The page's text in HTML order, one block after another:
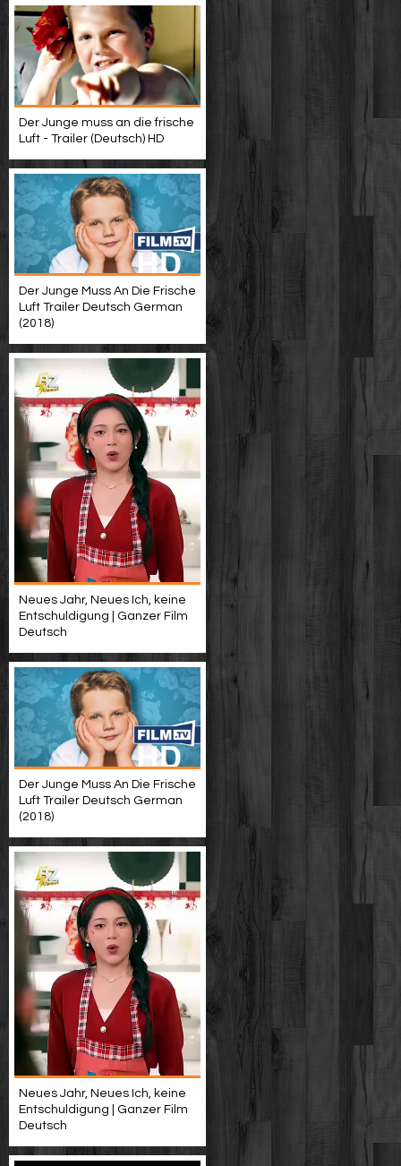
Der Junge muss an die frische
Luft - Trailer (Deutsch) HD
Der Junge Muss An Die Frische
Luft Trailer Deutsch German
(2018)
Neues Jahr, Neues Ich, keine
Entschuldigung | Ganzer Film
Deutsch
Der Junge Muss An Die Frische
Luft Trailer Deutsch German
(2018)
Neues Jahr, Neues Ich, keine
Entschuldigung | Ganzer Film
Deutsch